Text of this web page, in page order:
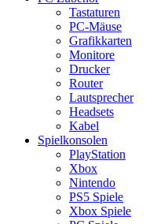
Tastaturen
PC-Mäuse
Grafikkarten
Monitore
Drucker
Router
Lautsprecher
Headsets
Kabel
Spielkonsolen
PlayStation
Xbox
Nintendo
PS5 Spiele
Xbox Spiele